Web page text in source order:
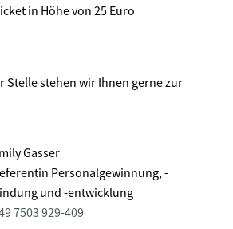
in Höhe von 25 Euro
Stelle stehen wir Ihnen gerne zur
Gasser
Personalgewinnung, -
und -entwicklung
7503 929-409